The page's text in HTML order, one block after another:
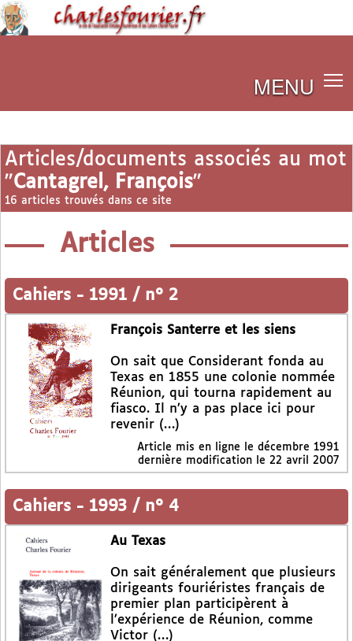
MENU
Articles/documents associés au mot
"Cantagrel, François"
16 articles trouvés dans ce site
Articles
Cahiers - 1991 / n° 2
François Santerre et les siens
On sait que Considerant fonda au
Texas en 1855 une colonie nommée
Réunion, qui tourna rapidement au
fiasco. Il n’y a pas place ici pour
revenir (…)
Article mis en ligne le décembre 1991
dernière modification le 22 avril 2007
Cahiers - 1993 / n° 4
Au Texas
On sait généralement que plusieurs
dirigeants fouriéristes français de
premier plan participèrent à
l’expérience de Réunion, comme
Victor (…)